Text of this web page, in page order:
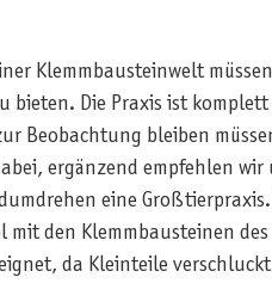
Klemmbausteinwelt
Die Praxis ist
Beobachtung bleiben
ergänzend empfehlen
eine
den Klemmbausteinen
da Kleinteile